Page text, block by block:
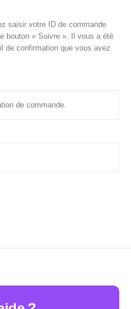
saisir votre ID de commande
bouton « Suivre ». Il vous a été
de confirmation que vous avez